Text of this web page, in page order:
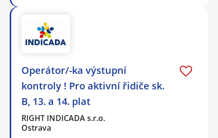
Operátor/-ka výstupní
kontroly ! Pro aktivní řidiče sk.
B, 13. a 14. plat
RIGHT INDICADA s.r.o.
Ostrava